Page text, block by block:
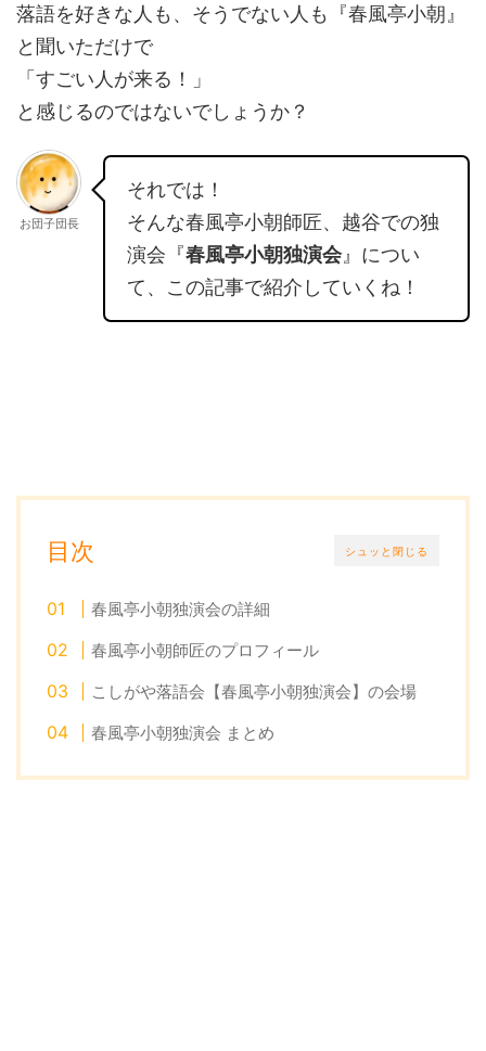
落語を好きな人も、そうでない人も『春風亭小朝』
と聞いただけで
「すごい人が来る！」
と感じるのではないでしょうか？
お団子団長
それでは！
そんな春風亭小朝師匠、越谷での独
演会『春風亭小朝独演会』につい
て、この記事で紹介していくね！
シュッと閉じる
目次
春風亭小朝独演会の詳細
春風亭小朝師匠のプロフィール
こしがや落語会【春風亭小朝独演会】の会場
春風亭小朝独演会 まとめ